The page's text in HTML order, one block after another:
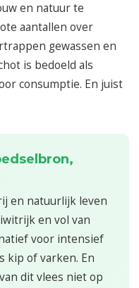
en natuur te
aantallen over
gewassen en
is bedoeld als
consumptie. En juist
en natuurlijk leven
en vol van
voor intensief
kip of varken. En
dit vlees niet op